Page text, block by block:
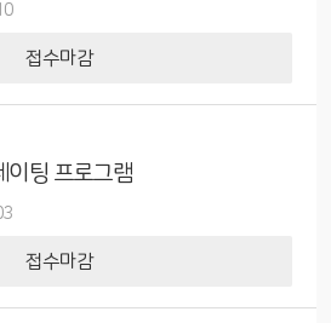
접수마감
팅 프로그램
접수마감